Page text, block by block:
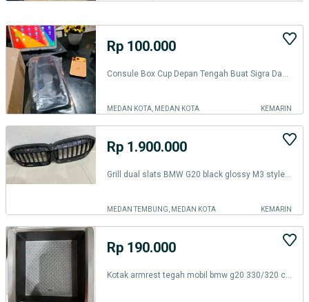
Rp 100.000
MEDAN KOTA, MEDAN KOTA KEMARIN
Rp 1.900.000
MEDAN TEMBUNG, MEDAN KOTA KEMARIN
Rp 190.000